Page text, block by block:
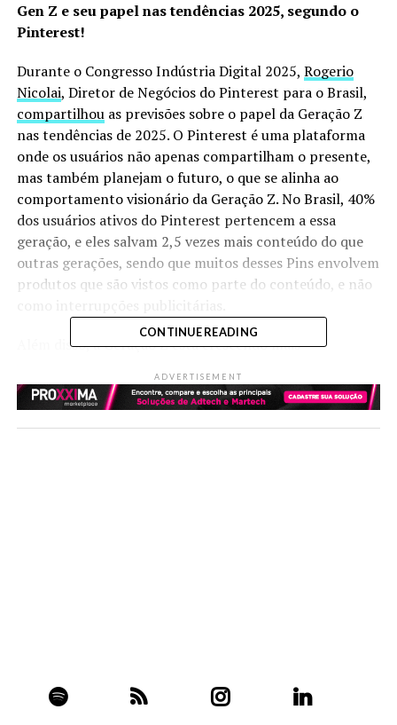
Gen Z e seu papel nas tendências 2025, segundo o
Pinterest!
Durante o Congresso Indústria Digital 2025, Rogerio
Nicolai, Diretor de Negócios do Pinterest para o Brasil,
compartilhouas previsões sobre o papel da Geração Z
nas tendências de 2025. O Pinterest é uma plataforma
onde os usuários não apenas compartilham o presente,
mas também planejam o futuro, o que se alinha ao
comportamento visionário da Geração Z. No Brasil, 40%
dos usuários ativos do Pinterest pertencem a essa
geração, e eles salvam 2,5 vezes mais conteúdo do que
outras gerações, sendo que muitos desses Pins envolvem
produtos que são vistos como parte do conteúdo, e não
Além disso, a Geração Z está crescendo mais
comparação com outras faixas etárias. Essa geração,
composta por nativos digitais, já começa sua jornada de
compra pelas plataformas sociais, e 76% dos usuários
A adoção de uma abordagem menos invasiva e mais
CONTINUE READING
ADVERTISEMENT